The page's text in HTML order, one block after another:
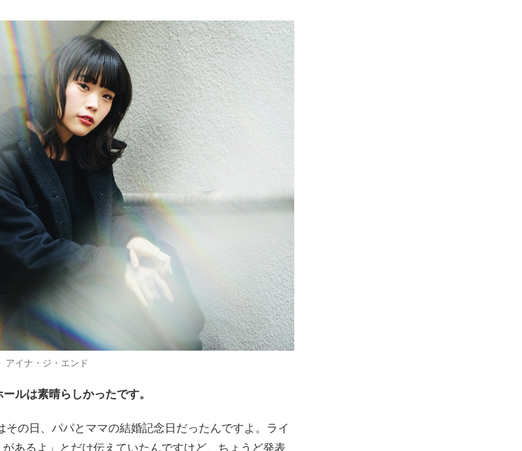
アイナ・ジ・エンド
ルは素晴らしかったです。
その日、パパとママの結婚記念日だったんですよ。ライ
あるよ」とだけ伝えていたんですけど、ちょうど発表